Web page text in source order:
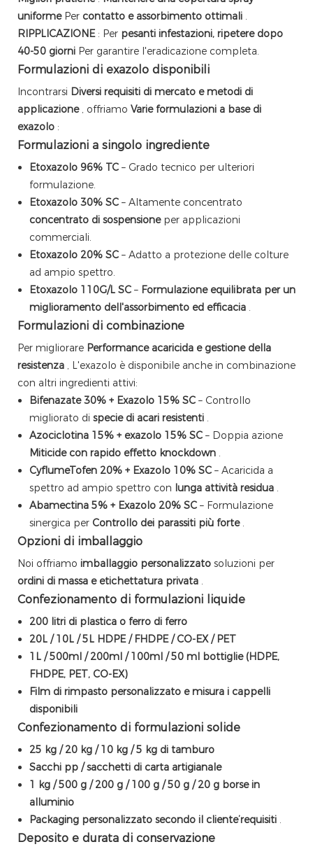
uniforme Per contatto e assorbimento ottimali .
RIPPLICAZIONE : Per pesanti infestazioni, ripetere dopo
40-50 giorni Per garantire l'eradicazione completa.
Formulazioni di exazolo disponibili
Incontrarsi Diversi requisiti di mercato e metodi di
applicazione , offriamo Varie formulazioni a base di
exazolo :
Formulazioni a singolo ingrediente
Etoxazolo 96% TC – Grado tecnico per ulteriori
formulazione.
Etoxazolo 30% SC – Altamente concentrato
concentrato di sospensione per applicazioni
commerciali.
Etoxazolo 20% SC – Adatto a protezione delle colture
ad ampio spettro.
Etoxazolo 110G/L SC – Formulazione equilibrata per un
miglioramento dell'assorbimento ed efficacia .
Formulazioni di combinazione
Per migliorare Performance acaricida e gestione della
resistenza , L'exazolo è disponibile anche in combinazione
con altri ingredienti attivi:
Bifenazate 30% + Exazolo 15% SC – Controllo
migliorato di specie di acari resistenti .
Azociclotina 15% + exazolo 15% SC – Doppia azione
Miticide con rapido effetto knockdown .
CyflumeTofen 20% + Exazolo 10% SC – Acaricida a
spettro ad ampio spettro con lunga attività residua .
Abamectina 5% + Exazolo 20% SC – Formulazione
sinergica per Controllo dei parassiti più forte .
Opzioni di imballaggio
Noi offriamo imballaggio personalizzato soluzioni per
ordini di massa e etichettatura privata .
Confezionamento di formulazioni liquide
200 litri di plastica o ferro di ferro
20L / 10L / 5L HDPE / FHDPE / CO-EX / PET
1L / 500ml / 200ml / 100ml / 50 ml bottiglie (HDPE,
FHDPE, PET, CO-EX)
Film di rimpasto personalizzato e misura i cappelli
disponibili
Confezionamento di formulazioni solide
25 kg / 20 kg / 10 kg / 5 kg di tamburo
Sacchi pp / sacchetti di carta artigianale
1 kg / 500 g / 200 g / 100 g / 50 g / 20 g borse in
alluminio
Packaging personalizzato secondo il cliente’requisiti .
Deposito e durata di conservazione